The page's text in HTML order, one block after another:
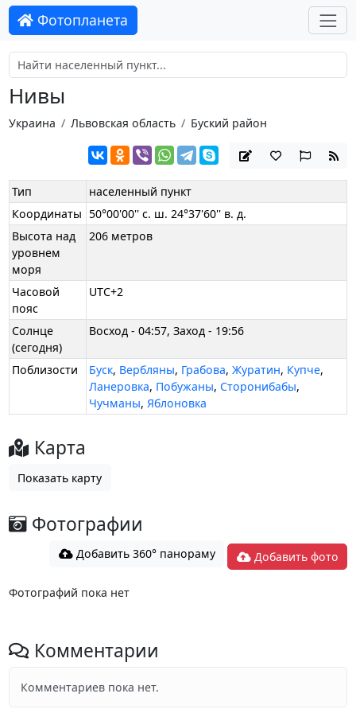
Фотопланета
Нивы
Украина Львовская область Буский район
Тип
населенный пункт
Координаты 50°00'00'' с. ш. 24°37'60'' в. д.
Высота над
уровнем
моря
206 метров
Часовой
пояс
UTC+2
Солнце
(сегодня)
Восход - 04:57, Заход - 19:56
Поблизости Буск, Вербляны, Грабова,Журатин, Купче,
Ланеровка, Побужаны, Сторонибабы,
Чучманы,Яблоновка
Карта
Показать карту
Фотографии
Добавить 360° панораму Добавить фото
Фотографий пока нет
Комментарии
Комментариев пока нет.